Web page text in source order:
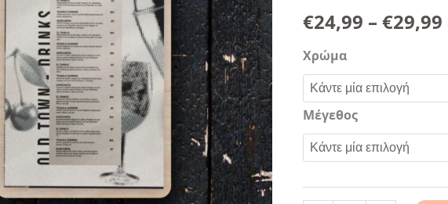
€24,99 – €29,99
Χρώμα
Μέγεθος
ποσότητα